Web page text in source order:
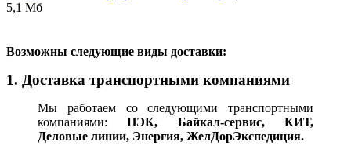
5,1 Мб
Возможны следующие виды доставки:
1. Доставка транспортными компаниями
Мы работаем со следующими транспортными
компаниями:ПЭК, Байкал-сервис, КИТ,
Деловые линии, Энергия, ЖелДорЭкспедиция.